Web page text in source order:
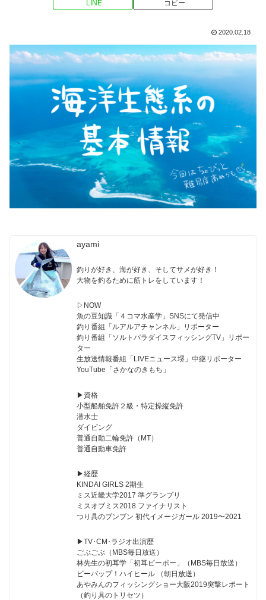
LINE コピー
2020.02.18
ayami
釣りが好き、海が好き、そしてサメが好き！
大物を釣るために筋トレをしています！
▷NOW
魚の豆知識「４コマ水産学」SNSにて発信中
釣り番組「ルアルアチャンネル」リポーター
釣り番組「ソルトパラダイスフィッシングTV」リポー
ター
生放送情報番組「LIVEニュース堺」中継リポーター
YouTube「さかなのきもち」
▶︎資格
小型船舶免許２級・特定操縦免許
潜水士
ダイビング
普通自動二輪免許（MT）
普通自動車免許
▶︎経歴
KINDAI GIRLS 2期生
ミス近畿大学2017 準グランプリ
ミスオブミス2018 ファイナリスト
つり具のブンブン 初代イメージガール 2019〜2021
▶︎TV･CM･ラジオ出演歴
ごぶごぶ（MBS毎日放送）
林先生の初耳学「初耳ピーポー」（MBS毎日放送）
ビーバップ！ハイヒール （朝日放送）
あやみんのフィッシングショー大阪2019突撃レポート
（釣り具のトリセツ）